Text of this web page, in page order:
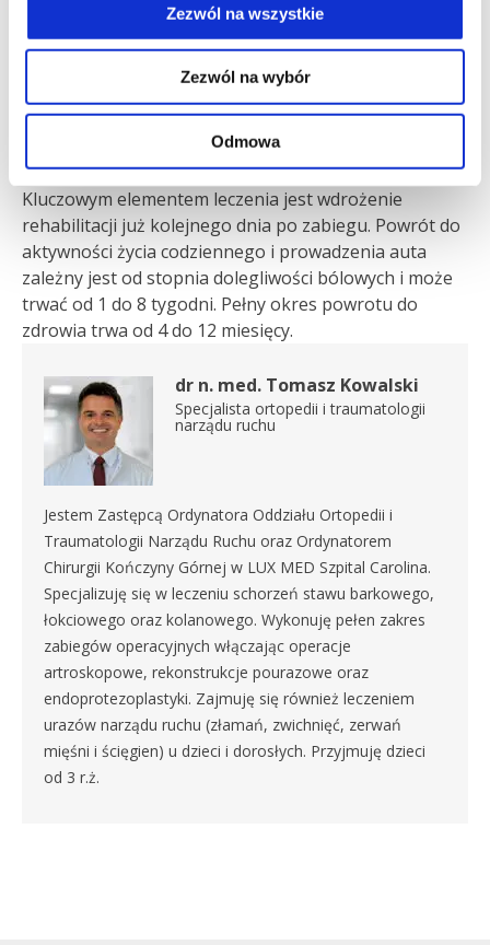
Zezwól na wszystkie
Zezwól na wybór
Odmowa
uwolnienie torebki stawowej. Jest to leczenie
małoinwazyjne (2-3 nacięcie skórne), przeprowadzane
w znieczuleniu ogólnym. U wybranych pacjentów
zabieg może znacznie zmniejszyć dolegliwości bólowe
i poprawić zakres ruchu. Wiąże się z niewielkim
ryzykiem, m.in. nawrotu schorzenia lub infekcji.
Operacja trwa około 45 minut.
Kluczowym elementem leczenia jest wdrożenie
rehabilitacji już kolejnego dnia po zabiegu. Powrót do
aktywności życia codziennego i prowadzenia auta
zależny jest od stopnia dolegliwości bólowych i może
trwać od 1 do 8 tygodni. Pełny okres powrotu do
zdrowia trwa od 4 do 12 miesięcy.
dr n. med. Tomasz Kowalski
Specjalista ortopedii i traumatologii
narządu ruchu
Jestem Zastępcą Ordynatora Oddziału Ortopedii i
Traumatologii Narządu Ruchu oraz Ordynatorem
Chirurgii Kończyny Górnej w LUX MED Szpital Carolina.
Specjalizuję się w leczeniu schorzeń stawu barkowego,
łokciowego oraz kolanowego. Wykonuję pełen zakres
zabiegów operacyjnych włączając operacje
artroskopowe, rekonstrukcje pourazowe oraz
endoprotezoplastyki. Zajmuję się również leczeniem
urazów narządu ruchu (złamań, zwichnięć, zerwań
mięśni i ścięgien) u dzieci i dorosłych. Przyjmuję dzieci
od 3 r.ż.